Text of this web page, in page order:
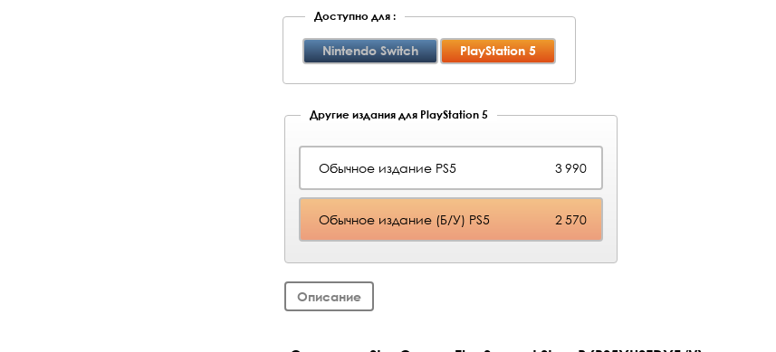
Доступно для :
Nintendo Switch PlayStation 5
Другие издания для PlayStation 5
Обычное издание PS5 3 990
Обычное издание (Б/У) PS5 2 570
Описание